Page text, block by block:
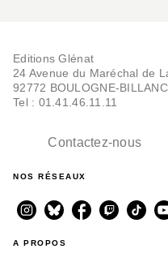
Editions Glénat
24 Avenue du Maréchal de
92772 BOULOGNE-
Tel : 01.41.46.11.11
Contactez-nous
NOS RÉSEAUX
A PROPOS